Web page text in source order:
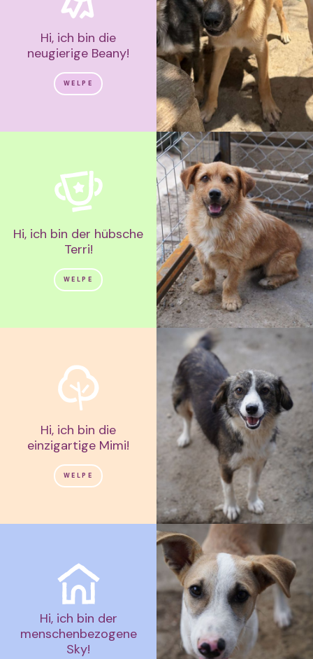
Hi, ich bin die
neugierige Beany!
WELPE
Hi, ich bin der hübsche
Terri!
WELPE
Hi, ich bin die
einzigartige Mimi!
WELPE
Hi, ich bin der
menschenbezogene
Sky!